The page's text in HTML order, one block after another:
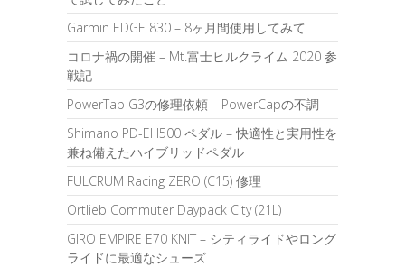
Garmin EDGE 830 – 8ヶ月間使用してみて
コロナ禍の開催 – Mt.富士ヒルクライム 2020 参
戦記
PowerTap G3の修理依頼 – PowerCapの不調
Shimano PD-EH500 ペダル – 快適性と実用性を
兼ね備えたハイブリッドペダル
FULCRUM Racing ZERO (C15) 修理
Ortlieb Commuter Daypack City (21L)
GIRO EMPIRE E70 KNIT – シティライドやロング
ライドに最適なシューズ